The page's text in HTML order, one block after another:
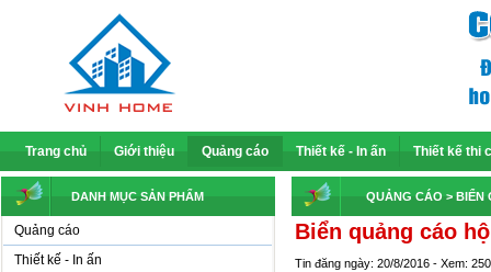
Trang chủ Giới thiệu Quảng cáo Thiết kế - In ấn Thiết kế thi
DANH MỤC SẢN PHẨM
Quảng cáo
Thiết kế - In ấn
QUẢNG CÁO > BIỂN
Biển quảng cáo
Tin đăng ngày: 20/8/2016 - Xem: